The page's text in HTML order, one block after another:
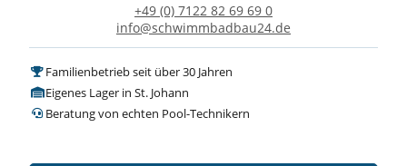
+49 (0) 7122 82 69 69 0
info@schwimmbadbau24.de
Familienbetrieb seit über 30 Jahren
Eigenes Lager in St. Johann
Beratung von echten Pool-Technikern